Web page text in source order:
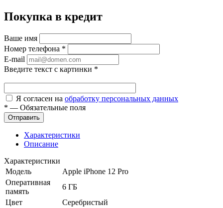
Покупка в кредит
Ваше имя
Номер телефона *
E-mail
Введите текст с картинки *
Я согласен на обработку персональных данных
* — Обязательные поля
Характеристики
Описание
Характеристики
Модель
Apple iPhone 12 Pro
Оперативная
память
6 ГБ
Цвет
Серебристый